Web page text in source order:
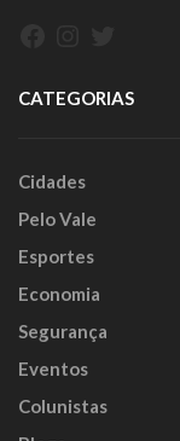
CATEGORIAS
Cidades
Pelo Vale
Esportes
Economia
Segurança
Eventos
Colunistas